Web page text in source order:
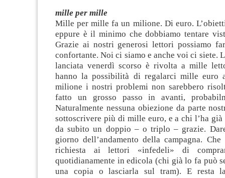
mille per mille
Mille per mille fa un milione. Di euro.
eppure è il minimo che dobbiamo tentare
Grazie ai nostri generosi lettori possiamo
confortante. Noi ci siamo e anche voi ci siete.
lanciata venerdì scorso è rivolta a mille
hanno la possibilità di regalarci mille euro
milione i nostri problemi non sarebbero
fatto un grosso passo in avanti,
Naturalmente nessuna obiezione da parte
sottoscrivere più di mille euro, e a chi l’ha già
da subito un doppio – o triplo – grazie.
giorno dell’andamento della campagna.
richiesta ai lettori «infedeli» di
quotidianamente in edicola (chi già lo fa può
una copia o lasciarla sul tram). E resta